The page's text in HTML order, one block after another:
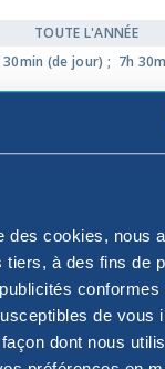
des cookies, nous
tiers, à des fins de
de vous
dont nous
TOUTE L'ANNÉE
(de jour) ; 7h
€
€